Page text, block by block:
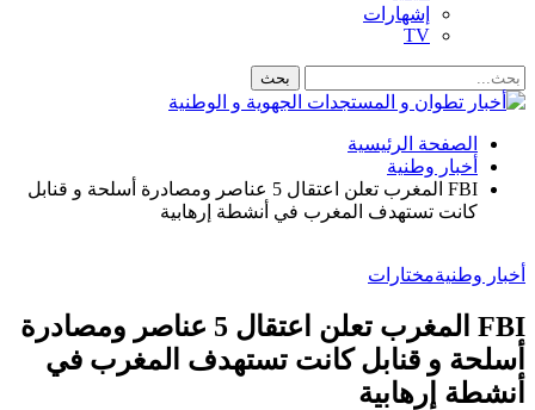
إشهارات
TV
الصفحة الرئيسية
أخبار وطنية
FBI المغرب تعلن اعتقال 5 عناصر ومصادرة أسلحة و قنابل
كانت تستهدف المغرب في أنشطة إرهابية
أخبار وطنيةمختارات
FBI المغرب تعلن اعتقال 5 عناصر ومصادرة
أسلحة و قنابل كانت تستهدف المغرب في
أنشطة إرهابية